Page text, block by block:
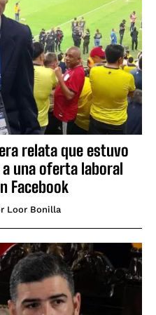
relata que estuvo
una oferta laboral
Facebook
Loor Bonilla